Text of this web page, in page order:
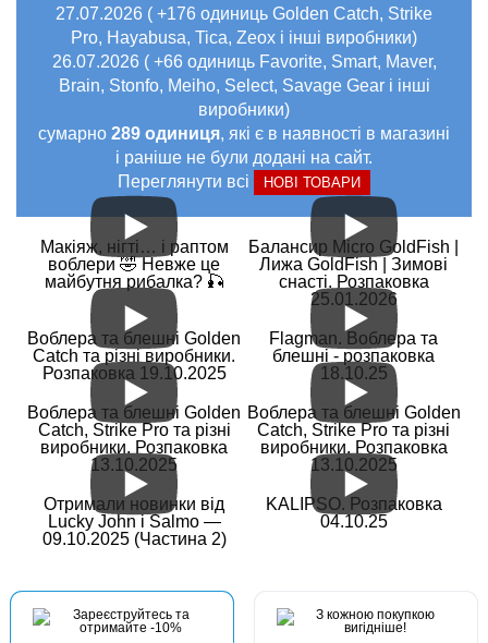
27.07.2026 ( +176 одиниць Golden Catch, Strike
Pro, Hayabusa, Tica, Zeox і інші виробники)
26.07.2026 ( +66 одиниць Favorite, Smart, Maver,
Brain, Stonfo, Meiho, Select, Savage Gear і інші
виробники)
сумарно 289 одиниця, які є в наявності в магазині
і раніше не були додані на сайт.
Переглянути всі
НОВІ ТОВАРИ
Макіяж, нігті… і раптом
воблери 🤣 Невже це
майбутня рибалка? 🎣
Балансир Micro GoldFish |
Лижа GoldFish | Зимові
снасті. Розпаковка
25.01.2026
Воблера та блешні Golden
Catch та різні виробники.
Розпаковка 19.10.2025
Flagman. Воблера та
блешні - розпаковка
18.10.25
Воблера та блешні Golden
Catch, Strike Pro та різні
виробники. Розпаковка
13.10.2025
Воблера та блешні Golden
Catch, Strike Pro та різні
виробники. Розпаковка
13.10.2025
Отримали новинки від
Lucky John і Salmo —
09.10.2025 (Частина 2)
KALIPSO. Розпаковка
04.10.25